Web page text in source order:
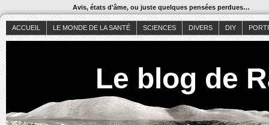
Avis, états d'âme, ou juste quelques pensées perdues…
ACCUEIL LE MONDE DE LA SANTÉ SCIENCES DIVERS DIY
Le blog de